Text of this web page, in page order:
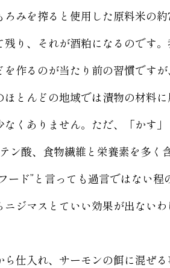
みを搾ると使用した原料米の
り、それが酒粕になるのです
作るのが当たり前の習慣ですが
とんどの地域では漬物の材料に
くありません。ただ、「かす」
ン酸、食物繊維と栄養素を多く
ード”と言っても過言ではない程
ジマスとていい効果が出ないわ
仕入れ、サーモンの餌に混ぜる